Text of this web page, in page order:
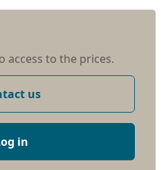
access to the prices.
us
in